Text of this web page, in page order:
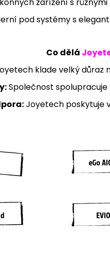
zařízení s
pod systémy s
Co dělá
klade velký důraz
Společnost
Joyetech poskytuje
eGo